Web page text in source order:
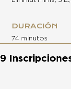
DURACIÓN
74 minutos
9